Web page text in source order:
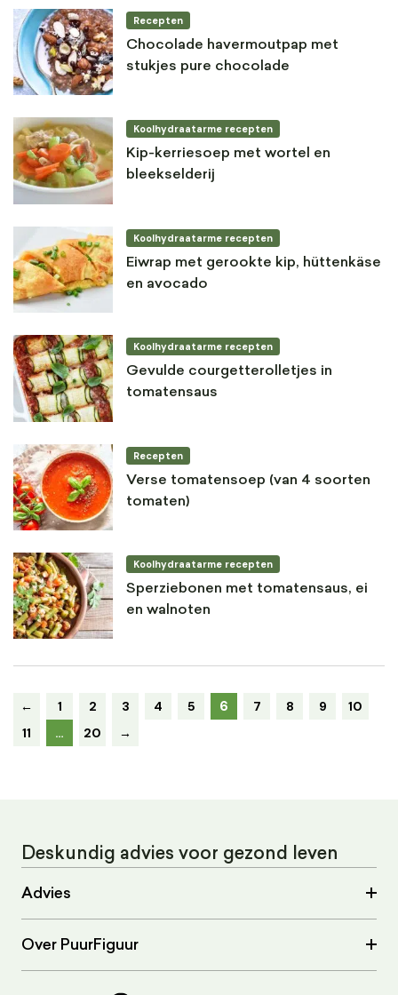
Recepten
Chocolade havermoutpap met
stukjes pure chocolade
Koolhydraatarme recepten
Kip-kerriesoep met wortel en
bleekselderij
Koolhydraatarme recepten
Eiwrap met gerookte kip, hüttenkäse
en avocado
Koolhydraatarme recepten
Gevulde courgetterolletjes in
tomatensaus
Recepten
Verse tomatensoep (van 4 soorten
tomaten)
Koolhydraatarme recepten
Sperziebonen met tomatensaus, ei
en walnoten
← 1 2 3 4 5 6 7 8 9
10
11
… 20 →
Deskundig advies voor gezond leven
Advies
Over PuurFiguur